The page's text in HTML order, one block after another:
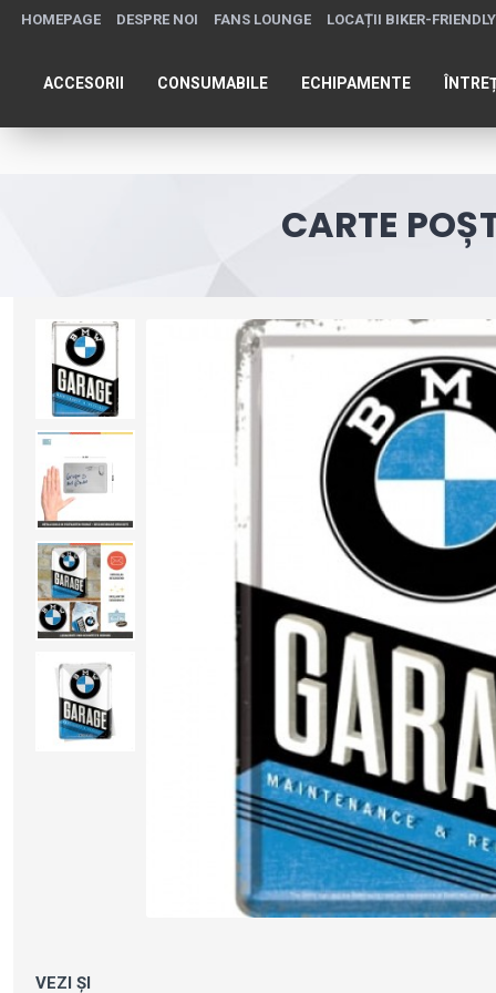
HOMEPAGE DESPRE NOI FANS LOUNGE LOCAȚII BIKER-FRIENDLY
ACCESORII CONSUMABILE ECHIPAMENTE
CARTE
VEZI ȘI